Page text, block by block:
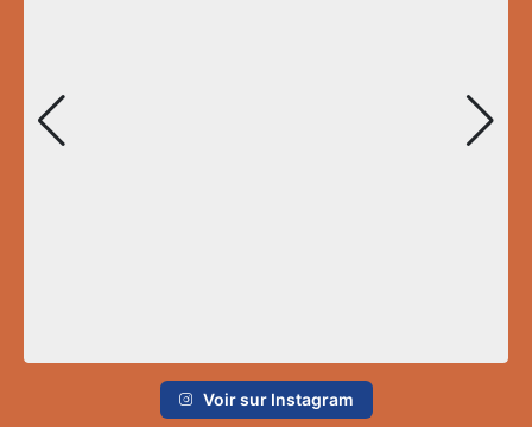
Voir sur Instagram